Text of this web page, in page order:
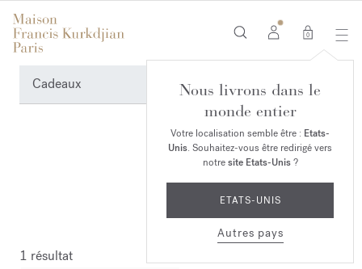
0
Nous livrons dans le
monde entier
Votre localisation semble être : Etats-
Unis. Souhaitez-vous être redirigé vers
notresite Etats-Unis?
ETATS-UNIS
Autres pays
Cadeaux
1 résultat